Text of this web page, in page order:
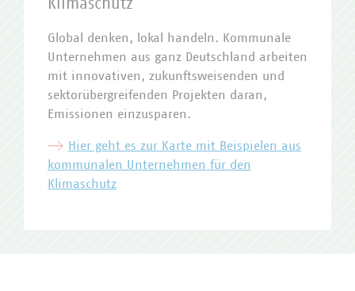
Klimaschutz
Global denken, lokal handeln. Kommunale
Unternehmen aus ganz Deutschland arbeiten
mit innovativen, zukunftsweisenden und
sektorübergreifenden Projekten daran,
Emissionen einzusparen.
Hier geht es zur Karte mit Beispielen aus
kommunalen Unternehmen für den
Klimaschutz